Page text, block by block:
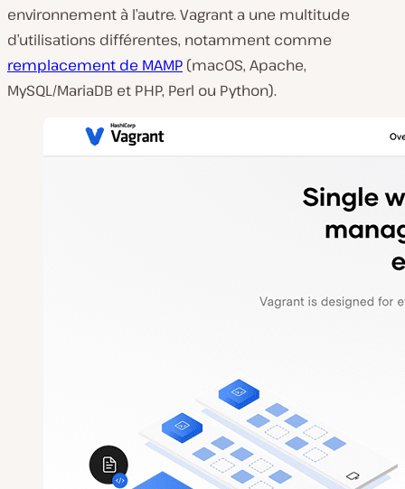
environnement à l’autre. Vagrant a une multitude
d’utilisations différentes, notamment comme
remplacement de MAMP (macOS, Apache,
MySQL/MariaDB et PHP, Perl ou Python).